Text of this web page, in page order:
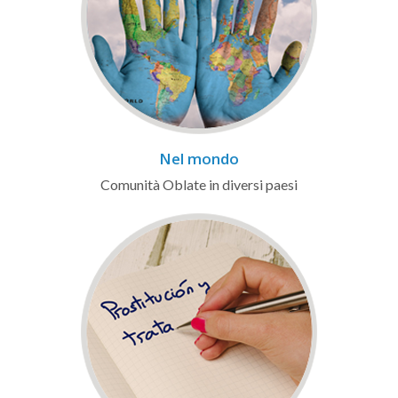
Nel mondo
Comunità Oblate in diversi paesi